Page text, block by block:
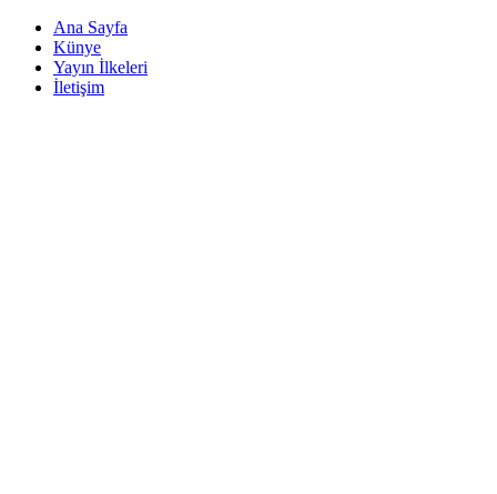
Ana Sayfa
Künye
Yayın İlkeleri
İletişim